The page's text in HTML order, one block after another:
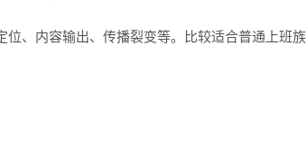
位、内容输出、传播裂变等。比较适合普通上班族